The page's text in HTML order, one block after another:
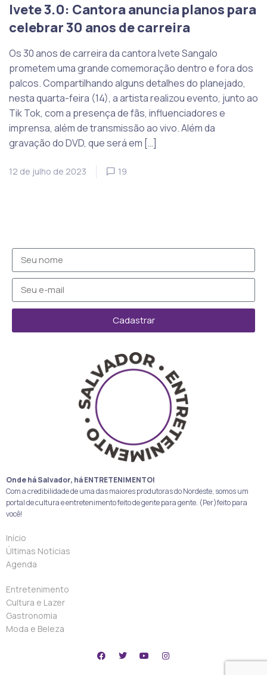
Ivete 3.0: Cantora anuncia planos para
celebrar 30 anos de carreira
Os 30 anos de carreira da cantora Ivete Sangalo
prometem uma grande comemoração dentro e fora dos
palcos. Compartilhando alguns detalhes do planejado,
nesta quarta-feira (14), a artista realizou evento, junto ao
Tik Tok, com a presença de fãs, influenciadores e
imprensa, além de transmissão ao vivo. Além da
gravação do DVD, que será em […]
12 de julho de 2023 19
Cadastrar
Onde há Salvador, há ENTRETENIMENTO!
Com a credibilidade de uma das maiores produtoras do Nordeste, somos um
portal de cultura e entretenimento feito de gente para gente. (Per)feito para
você!
Início
Últimas Notícias
Agenda
Entretenimento
Cultura e Lazer
Gastronomia
Moda e Beleza